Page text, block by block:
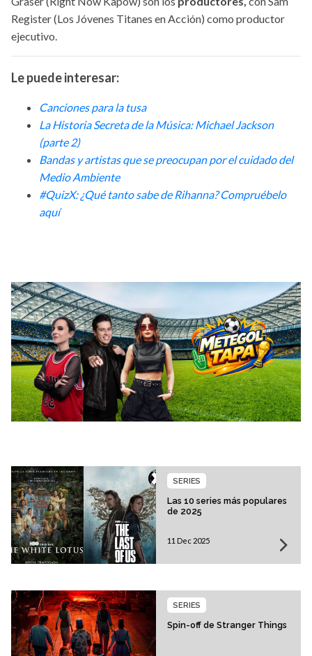
Register (Los Jóvenes Titanes en Acción) como productor
ejecutivo.
Le puede interesar:
Canciones para la tusa
La Historia Secreta de la Música: Michael Jackson
(parte 2)
Bandas y artistas que se preocupan por el cuidado del
Medio Ambiente
#QuizX: ¿Qué tanto sabe de Rihanna? Compruébelo
aquí
Las 10 series más populares
de 2025
SERIES
11 Dec 2025
Spin-off de Stranger Things
SERIES